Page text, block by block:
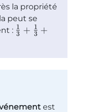
la propriété
peut se
: 3
1 + 3
1 +
est